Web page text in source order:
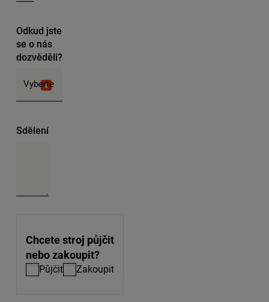
Odkud jste
se o nás
dozvěděli?
Sdělení
Chcete stroj půjčit
nebo zakoupit?
Půjčit Zakoupit